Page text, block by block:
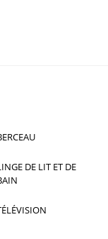
DE LIT ET DE